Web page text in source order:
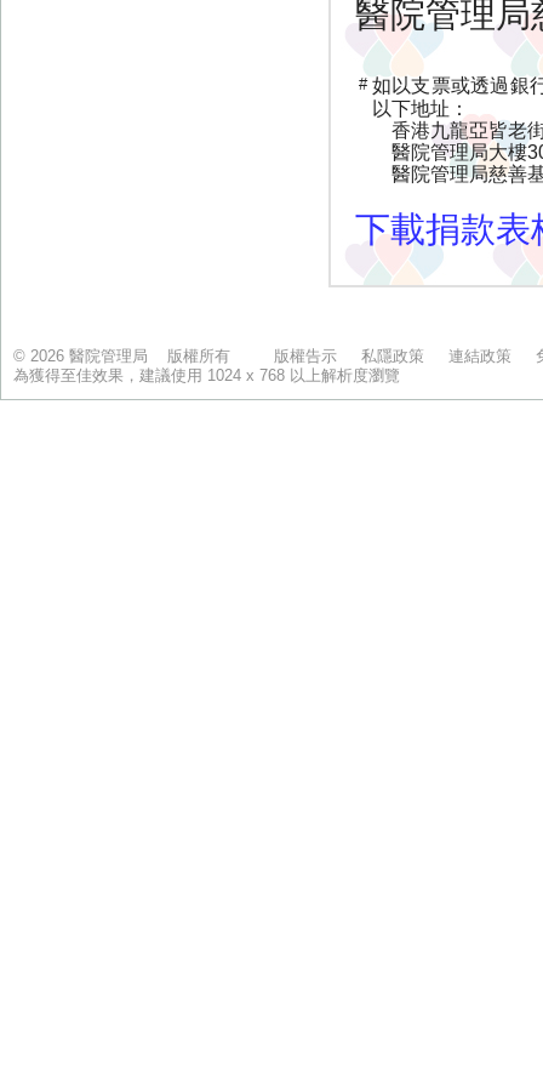
© 2026 醫院管理局 版權所有 版權告示 私隱政策 連結政策
為獲得至佳效果，建議使用 1024 x 768 以上解析度瀏覽